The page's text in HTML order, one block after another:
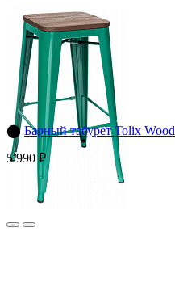
⬤ Барный табурет Tolix Wood
5 990 ₽